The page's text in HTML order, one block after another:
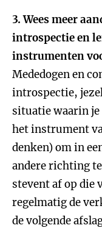
3. Wees meer
introspectie en
instrumenten
Mededogen en
introspectie,
situatie waarin
het instrument
denken) om in
andere richting
stevent af op die
regelmatig de
de volgende